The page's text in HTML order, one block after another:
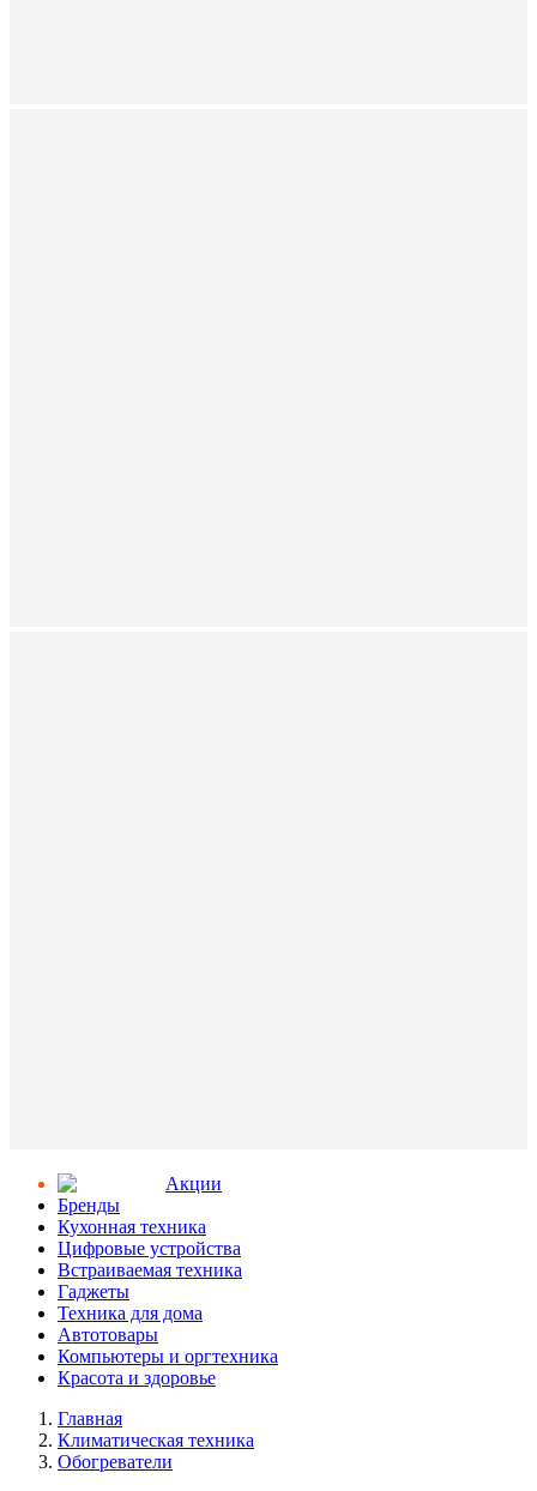
Aкции
Бренды
Кухонная техника
Цифровые устройства
Встраиваемая техника
Гаджеты
Техника для дома
Автотовары
Компьютеры и оргтехника
Красота и здоровье
Главная
Климатическая техника
Обогреватели